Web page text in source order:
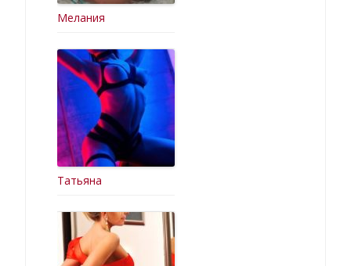
Мелания
Татьяна